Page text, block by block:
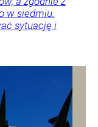
w siedmiu.
sytuację i